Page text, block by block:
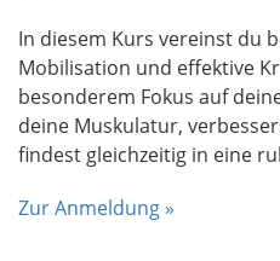
In diesem Kurs vereinst du
Mobilisation und effektive
besonderem Fokus auf
deine Muskulatur,
findest gleichzeitig in eine
Zur Anmeldung »